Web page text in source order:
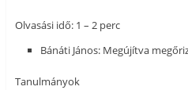
Olvasási idő: 1 – 2 perc
Bánáti János: Megújítva
Tanulmányok